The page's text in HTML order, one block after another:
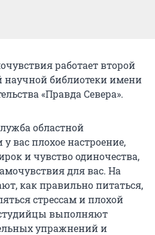
работает второй
научной библиотеки имени
«Правда Севера».
областной
вас плохое настроение,
и чувство одиночества,
для вас. На
как правильно питаться,
стрессам и плохой
выполняют
упражнений и